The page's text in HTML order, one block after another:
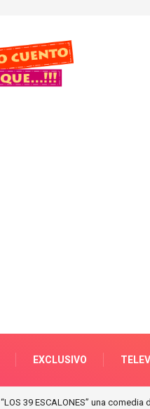
EXCLUSIVO
“ICONIC WINTER” nuevas